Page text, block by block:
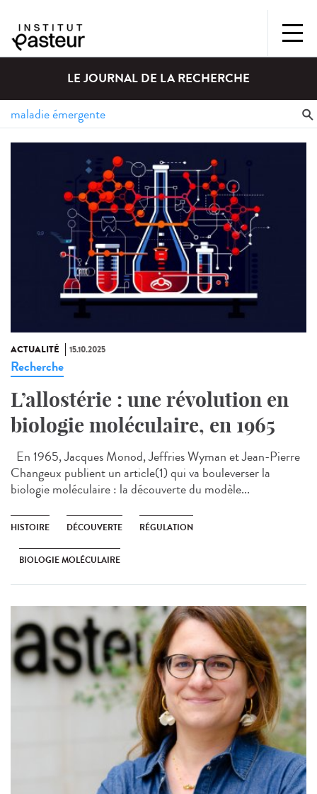
LE JOURNAL DE LA RECHERCHE
ACTUALITÉ 15.10.2025
Recherche
L’allostérie : une révolution en
biologie moléculaire, en 1965
En 1965, Jacques Monod, Jeffries Wyman et Jean-Pierre
Changeux publient un article(1) qui va bouleverser la
biologie moléculaire : la découverte du modèle...
HISTOIRE DÉCOUVERTE RÉGULATION
BIOLOGIE MOLÉCULAIRE